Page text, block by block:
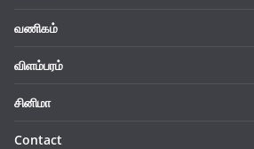
வணிகம்
விளம்பரம்
சினிமா
Contact